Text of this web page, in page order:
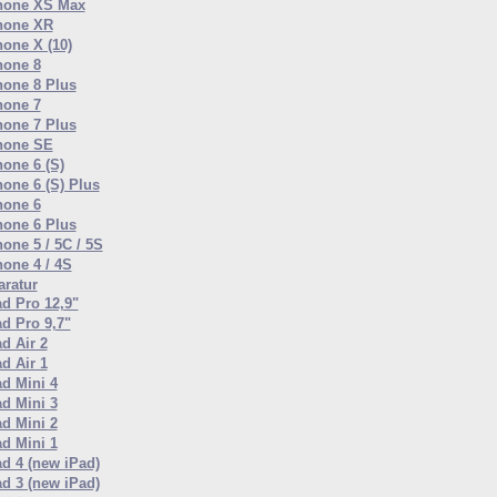
XS Max
XR
X (10)
8
8 Plus
7
7 Plus
SE
6 (S)
6 (S) Plus
6
6 Plus
5 / 5C / 5S
4 / 4S
Pro 12,9"
Pro 9,7"
Air 2
Air 1
Mini 4
Mini 3
Mini 2
Mini 1
4 (new iPad)
3 (new iPad)